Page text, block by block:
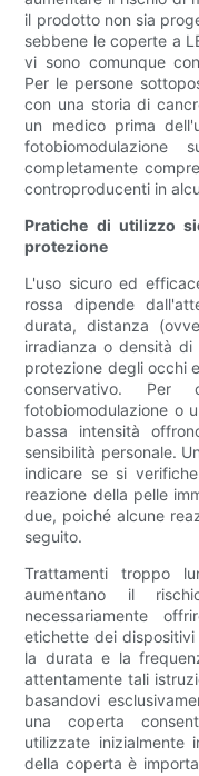
il prodotto non sia
sebbene le coperte a
vi sono comunque
Per le persone
con una storia di
un medico prima
fotobiomodulazione
completamente
controproducenti in
Pratiche di utilizzo
protezione
L'uso sicuro ed
rossa dipende
durata, distanza
irradianza o densità
protezione degli occhi
conservativo.
fotobiomodulazione o
bassa intensità
sensibilità personale.
indicare se si
reazione della pelle
due, poiché alcune
seguito.
Trattamenti troppo
aumentano il
necessariamente
etichette dei
la durata e la
attentamente tali
basandovi
una coperta
utilizzate inizialmente
della coperta è